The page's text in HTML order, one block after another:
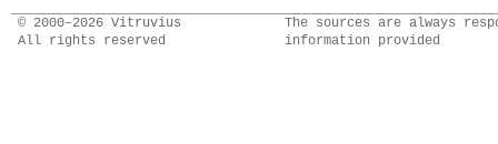
© 2000–2026 Vitruvius
All rights reserved
The sources are always
information provided